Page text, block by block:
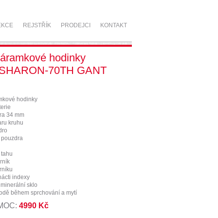
REJSTŘÍK PRODEJCI KONTAKT
hodinky
70TH GANT
hodinky
34 mm
kruhu
indexy
sklo
během sprchování a mytí
4990 Kč